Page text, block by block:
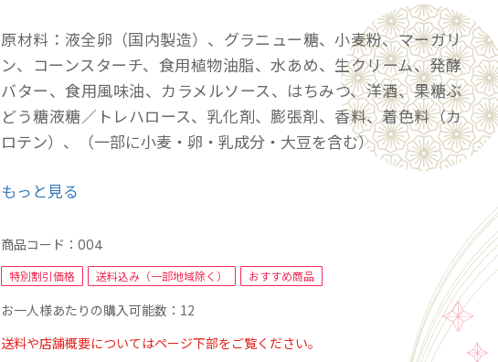
原材料：液全卵（国内製造）、グラニュー糖、小麦粉、マーガリ
ン、コーンスターチ、食用植物油脂、水あめ、生クリーム、発酵
バター、食用風味油、カラメルソース、はちみつ、洋酒、果糖ぶ
どう糖液糖／トレハロース、乳化剤、膨張剤、香料、着色料（カ
ロテン）、（一部に小麦・卵・乳成分・大豆を含む）
当店自慢のバウムクーヘンは、約22からなる繊細な層が織り成す
ふんわり食感が特徴です。
焼き立ての香りと、口どけの良さがクセになること間違いなし！
もっと見る
商品コード：004
特別割引価格 送料込み（一部地域除く） おすすめ商品
お一人様あたりの購入可能数：12
送料や店舗概要についてはページ下部をご覧ください。